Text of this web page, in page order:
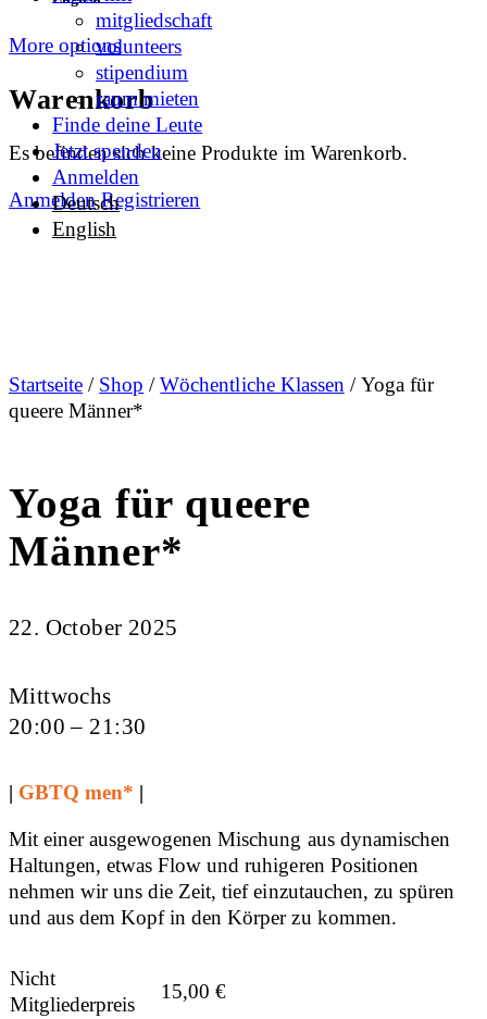
More options
Warenkorb
Es befinden sich keine Produkte im Warenkorb.
Anmelden Registrieren
mitgliedschaft
volunteers
stipendium
raum mieten
Finde deine Leute
Jetzt spenden
Anmelden
Deutsch
English
Startseite / Shop /Wöchentliche Klassen/ Yoga für
queere Männer*
Yoga für queere
Männer*
22. October 2025
Mittwochs
20:00 – 21:30
| GBTQ men* |
Mit einer ausgewogenen Mischung aus dynamischen
Haltungen, etwas Flow und ruhigeren Positionen
nehmen wir uns die Zeit, tief einzutauchen, zu spüren
und aus dem Kopf in den Körper zu kommen.
Nicht
Mitgliederpreis
15,00€